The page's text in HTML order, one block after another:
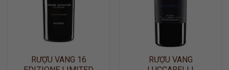
RƯỢU VANG 16
RƯỢU VANG